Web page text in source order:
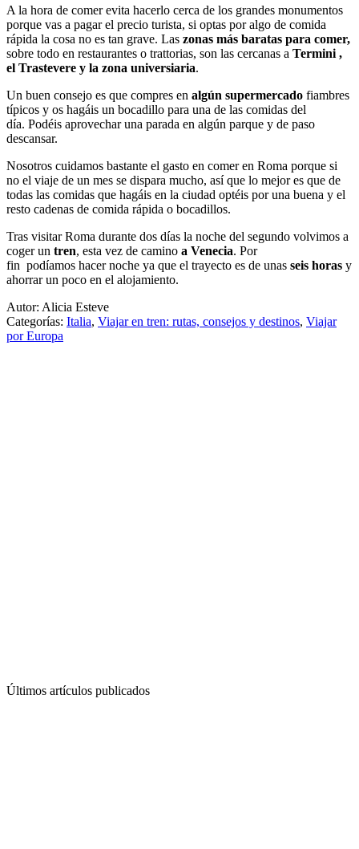
A la hora de comer evita hacerlo cerca de los grandes monumentos
porque vas a pagar el precio turista, si optas por algo de comida
rápida la cosa no es tan grave. Las zonas más baratas para comer,
sobre todo en restaurantes o trattorias, son las cercanas a Termini ,
el Trastevere y la zona universiaria.
Un buen consejo es que compres en algún supermercado fiambres
típicos y os hagáis un bocadillo para una de las comidas del
día. Podéis aprovechar una parada en algún parque y de paso
descansar.
Nosotros cuidamos bastante el gasto en comer en Roma porque si
no el viaje de un mes se dispara mucho, así que lo mejor es que de
todas las comidas que hagáis en la ciudad optéis por una buena y el
resto cadenas de comida rápida o bocadillos.
Tras visitar Roma durante dos días la noche del segundo volvimos a
coger un tren, esta vez de camino a Venecia. Por
fin podíamos hacer noche ya que el trayecto es de unas seis horas y
ahorrar un poco en el alojamiento.
Autor: Alicia Esteve
Categorías: Italia, Viajar en tren: rutas, consejos y destinos, Viajar
por Europa
Últimos artículos publicados